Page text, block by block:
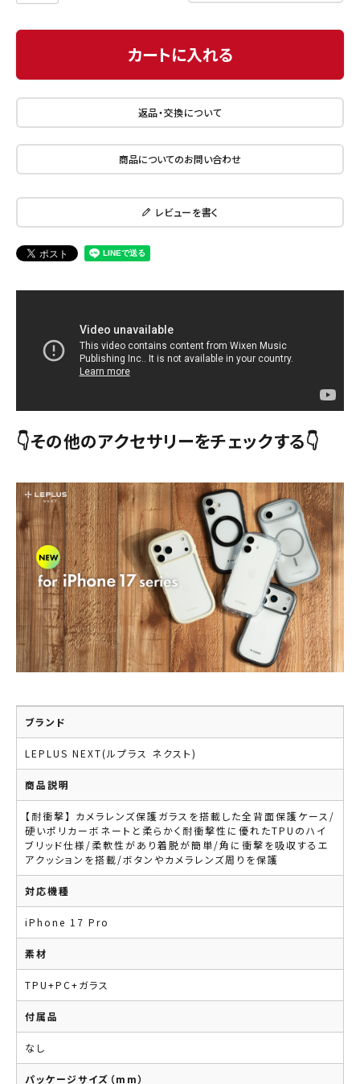
カートに入れる
返品・交換について
商品についてのお問い合わせ
レビューを書く
👇その他のアクセサリーをチェックする👇
ブランド
LEPLUS NEXT(ルプラス ネクスト)
商品説明
【耐衝撃】 カメラレンズ保護ガラスを搭載した全背面保護ケース/
硬いポリカーボネートと柔らかく耐衝撃性に優れたTPUのハイ
ブリッド仕様/柔軟性があり着脱が簡単/角に衝撃を吸収するエ
アクッションを搭載/ボタンやカメラレンズ周りを保護
対応機種
iPhone 17 Pro
素材
TPU+PC+ガラス
付属品
なし
パッケージサイズ（mm）